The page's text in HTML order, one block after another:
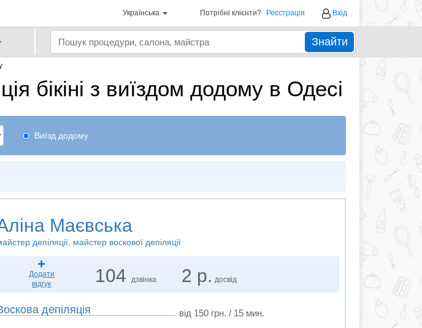
Українська Потрібні клієнти? Реєстрація Вхід
Знайти
бікіні з виїздом додому в Одесі
Виїзд додому
Маєвська
депіляції, майстер воскової депіляції
Додати
відгук
104 дзвінка 2 р. досвід
депіляція від 150 грн. / 15 мин.